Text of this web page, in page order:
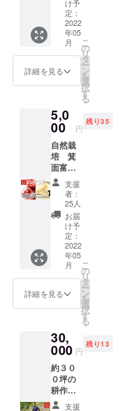
た農作
物の魅
力の解
説動画
などを
たしま
す。 ・
スにお
名前を
掲載さ
せてい
ただき
ます。
ご支援
時に必
ず備考
欄にご
希望の
名前を
ご記入
下さ
その
ため廃
棄する
ものは
一切な
いため
食品ロ
・オリ
ジナル
レシピ
は、大
阪青山
大学健
康栄養
学科と
連携
し、管
理栄養
士を目
指す学
生と共
に開発
ます。
・プロ
ダーで
ある一
般社団
法人未
来環境
エネル
ギー坂
飼育の
乳製品
には、
特にオ
メガ3脂
肪酸、
どの主
要成分
ベルで
含まれ
ていま
す。※
ニュー
ジーラ
ンド・
ハット
シティ
と箕面
市は姉
妹都市
です。
・オー
シュ
ガー使
トウキ
ビに含
まれる
鉄やカ
個（送
料込
み） ・
オーガ
ニック
ミネラ
ルシュ
トウキ
ビに含
まれる
鉄やカ
リウム
などの
微量成
分を大
切に生
かし
た、
しっと
りタイ
プの砂
糖で
す。 ・
自然栽
農作物
は、大
どの違
いはあ
ります
が、全
け予
定：
2022
年05
月
詳細を見る
こ
の
リ
タ
ー
ン
を
選
択
す
る
5,0
00 円
残り35
自然栽
培 箕
面富い
ちごバ
ター１
４０ｇ
×2個 ・
ニュー
ジーラ
ンド産
グラス
フェッ
ドバ
ター使
用 放
て飼育
されて
いる乳
牛から
搾られ
る生乳
が原料
支援
者：
25人
お届
け予
定：
2022
年05
月
詳細を見る
こ
の
リ
タ
ー
ン
を
選
択
す
る
30,
000 円
残り13
約３０
０坪の
耕作放
棄地を
支援